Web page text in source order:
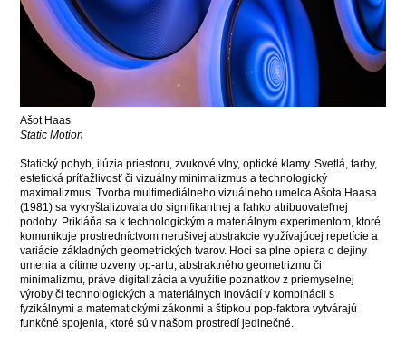
Ašot Haas
Static Motion
Statický pohyb, ilúzia priestoru, zvukové vlny, optické klamy. Svetlá, farby,
estetická príťažlivosť či vizuálny minimalizmus a technologický
maximalizmus. Tvorba multimediálneho vizuálneho umelca Ašota Haasa
(1981) sa vykryštalizovala do signifikantnej a ľahko atribuovateľnej
podoby. Prikláňa sa k technologickým a materiálnym experimentom, ktoré
komunikuje prostredníctvom nerušivej abstrakcie využívajúcej repetície a
variácie základných geometrických tvarov. Hoci sa plne opiera o dejiny
umenia a cítime ozveny op-artu, abstraktného geometrizmu či
minimalizmu, práve digitalizácia a využitie poznatkov z priemyselnej
výroby či technologických a materiálnych inovácií v kombinácii s
fyzikálnymi a matematickými zákonmi a štipkou pop-faktora vytvárajú
funkčné spojenia, ktoré sú v našom prostredí jedinečné.